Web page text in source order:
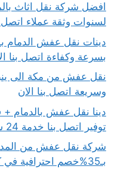
لسنوات وثقة عملاء اتصل
بسرعة وكفاءة اتصل بنا
وسريعة اتصل بنا الان
دينا نقل عفش بالدمام
توفير اتصل بنا خدمة 24 ساعه
شركة نقل عفش من
بـ35%خصم احترافية في كل خطوة اتصل بنا الان